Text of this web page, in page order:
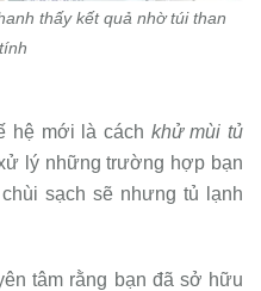
thấy kết quả nhờ túi than
hệ mới là cách khử mùi tủ
lý những trường hợp bạn
sạch sẽ nhưng tủ lạnh
tâm rằng bạn đã sở hữu